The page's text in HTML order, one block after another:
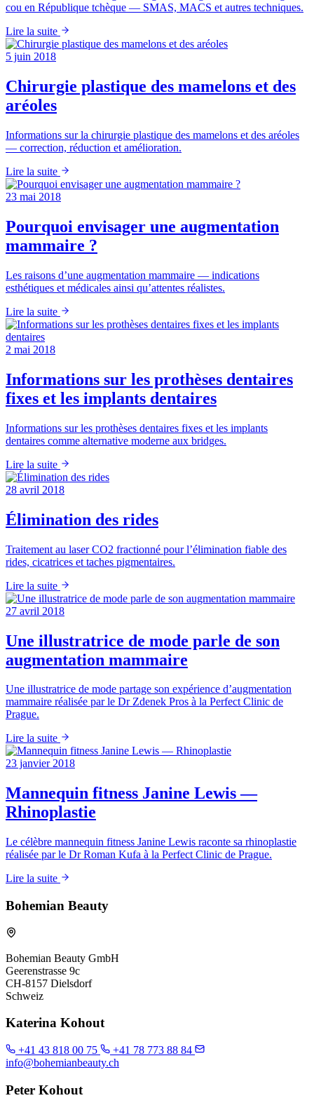
cou en République tchèque — SMAS, MACS et autres techniques.
Lire la suite
5 juin 2018
Chirurgie plastique des mamelons et des
aréoles
Informations sur la chirurgie plastique des mamelons et des aréoles
— correction, réduction et amélioration.
Lire la suite
23 mai 2018
Pourquoi envisager une augmentation
mammaire ?
Les raisons d’une augmentation mammaire — indications
esthétiques et médicales ainsi qu’attentes réalistes.
Lire la suite
2 mai 2018
Informations sur les prothèses dentaires
fixes et les implants dentaires
Informations sur les prothèses dentaires fixes et les implants
dentaires comme alternative moderne aux bridges.
Lire la suite
28 avril 2018
Élimination des rides
Traitement au laser CO2 fractionné pour l’élimination fiable des
rides, cicatrices et taches pigmentaires.
Lire la suite
27 avril 2018
Une illustratrice de mode parle de son
augmentation mammaire
Une illustratrice de mode partage son expérience d’augmentation
mammaire réalisée par le Dr Zdenek Pros à la Perfect Clinic de
Prague.
Lire la suite
23 janvier 2018
Mannequin fitness Janine Lewis —
Rhinoplastie
Le célèbre mannequin fitness Janine Lewis raconte sa rhinoplastie
réalisée par le Dr Roman Kufa à la Perfect Clinic de Prague.
Lire la suite
Bohemian Beauty
Bohemian Beauty GmbH
Geerenstrasse 9c
CH-8157 Dielsdorf
Schweiz
Katerina Kohout
+41 43 818 00 75
+41 78 773 88 84
info@bohemianbeauty.ch
Peter Kohout